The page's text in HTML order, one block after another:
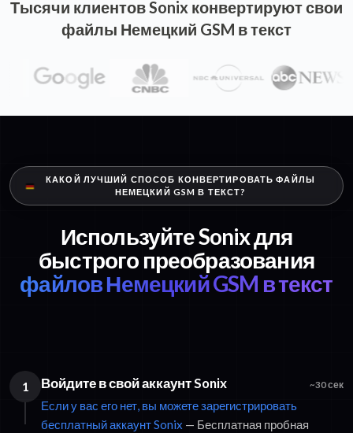
Тысячи клиентов Sonix конвертируют свои
файлы Немецкий GSM в текст
КАКОЙ ЛУЧШИЙ СПОСОБ КОНВЕРТИРОВАТЬ ФАЙЛЫ
НЕМЕЦКИЙ GSM В ТЕКСТ?
Используйте Sonix для
быстрого преобразования
файлов Немецкий GSM в текст
1 Войдите в свой аккаунт Sonix ~30 сек
Если у вас его нет, вы можете зарегистрировать
бесплатный аккаунт Sonix — Бесплатная пробная